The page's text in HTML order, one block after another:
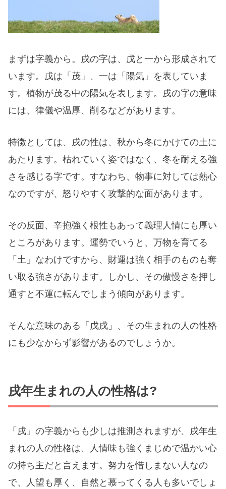
まずは字義から。戌の字は、戊と一から形成されて
います。戊は「茂」、一は「陽気」を表していま
す。植物が茂る中の陽気を表します。戌の字の意味
には、律儀や温厚、削るなどがあります。
特徴としては、戌の性は、秋から冬にかけての土に
あたります。枯れていく姿ではなく、冬を耐える強
さを感じる字です。すなわち、物事に対しては熱心
なのですが、怒りやすく攻撃的な面があります。
その反面、辛抱強く根性もあって義理人情にも厚い
ところがあります。運勢でいうと、万物を育てる
「土」なわけですから、財運は強く相手のものも奪
い取る強さがあります。しかし、その傲慢さを押し
通すと不運に転んでしまう傾向があります。
そんな意味のある「戊戌」、その生まれの人の性格
にも少なからず影響があるのでしょうか。
戌年生まれの人の性格は?
「戌」の字義からも少しは推測されますが、戌年生
まれの人の性格は、人情味も強くまじめで温かい心
の持ち主だと言えます。努力を惜しまない人なの
で、人望も厚く、自然と慕ってくる人も多いでしょ